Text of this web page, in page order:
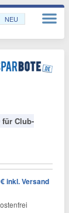
NEU
für Club-
inkl. Versand